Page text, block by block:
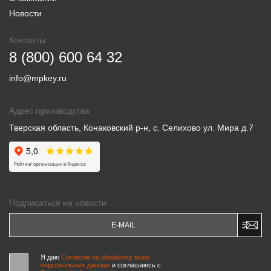
Новости
Контакты
8 (800) 600 64 32
info@mpkey.ru
Адрес производства
Тверская область, Конаковский р-н, с. Селихово ул. Мира д.7
Подписаться на новости
Я даю Согласие на обработку моих
персональных данных и соглашаюсь c